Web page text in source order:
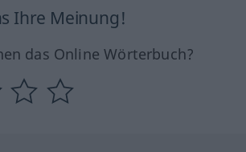
Ihre Meinung!
das Online Wörterbuch?